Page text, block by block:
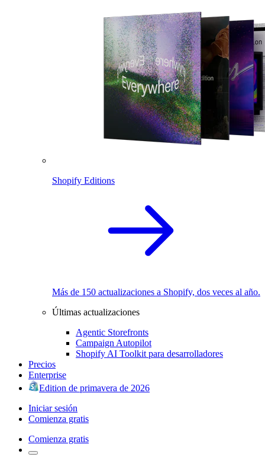
Shopify Editions
Más de 150 actualizaciones a Shopify, dos veces al año.
Últimas actualizaciones
Agentic Storefronts
Campaign Autopilot
Shopify AI Toolkit para desarrolladores
Precios
Enterprise
Edition de primavera de 2026
Iniciar sesión
Comienza gratis
Comienza gratis